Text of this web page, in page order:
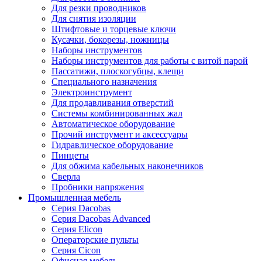
Для резки проводников
Для снятия изоляции
Штифтовые и торцевые ключи
Кусачки, бокорезы, ножницы
Наборы инструментов
Наборы инструментов для работы с витой парой
Пассатижи, плоскогубцы, клещи
Специального назначения
Электроинструмент
Для продавливания отверстий
Системы комбинированных жал
Автоматическое оборудование
Прочий инструмент и аксессуары
Гидравлическое оборудование
Пинцеты
Для обжима кабельных наконечников
Сверла
Пробники напряжения
Промышленная мебель
Серия Dacobas
Серия Dacobas Advanced
Серия Elicon
Операторские пульты
Серия Cicon